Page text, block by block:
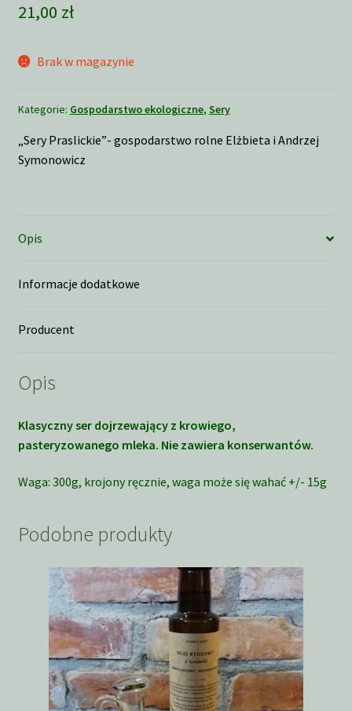
21,00 zł
Brak w magazynie
Kategorie: Gospodarstwo ekologiczne, Sery
„Sery Praslickie”- gospodarstwo rolne Elżbieta i Andrzej
Symonowicz
Opis
Informacje dodatkowe
Producent
Opis
Klasyczny ser dojrzewający z krowiego,
pasteryzowanego mleka. Nie zawiera konserwantów.
Waga: 300g, krojony ręcznie, waga może się wahać +/- 15g
Podobne produkty